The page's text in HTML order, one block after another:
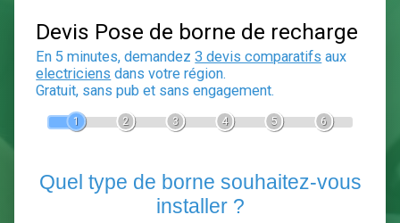
Devis Pose de borne de
En 5 minutes, demandez3 devis comparatifs
Gratuit, sans pub et sans engagement.
2 3 6